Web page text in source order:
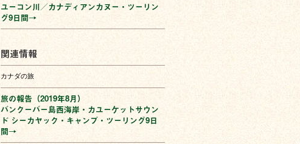
ユーコン川／カナディアンカヌー・ツーリン
グ9日間→
関連情報
カナダの旅
旅の報告（2019年8月）
バンクーバー島西海岸・カユーケットサウン
ド シーカヤック・キャンプ・ツーリング9日
間→